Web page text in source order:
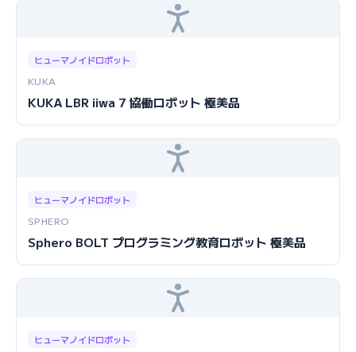
ヒューマノイドロボット
KUKA
KUKA LBR iiwa 7 協働ロボット 極美品
ヒューマノイドロボット
SPHERO
Sphero BOLT プログラミング教育ロボット 極美品
ヒューマノイドロボット